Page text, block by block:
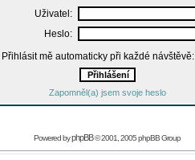
Uživatel:
Heslo:
Přihlásit mě automaticky při každé návštěvě:
Zapomněl(a) jsem svoje heslo
Powered byphpBB© 2001, 2005 phpBB Group